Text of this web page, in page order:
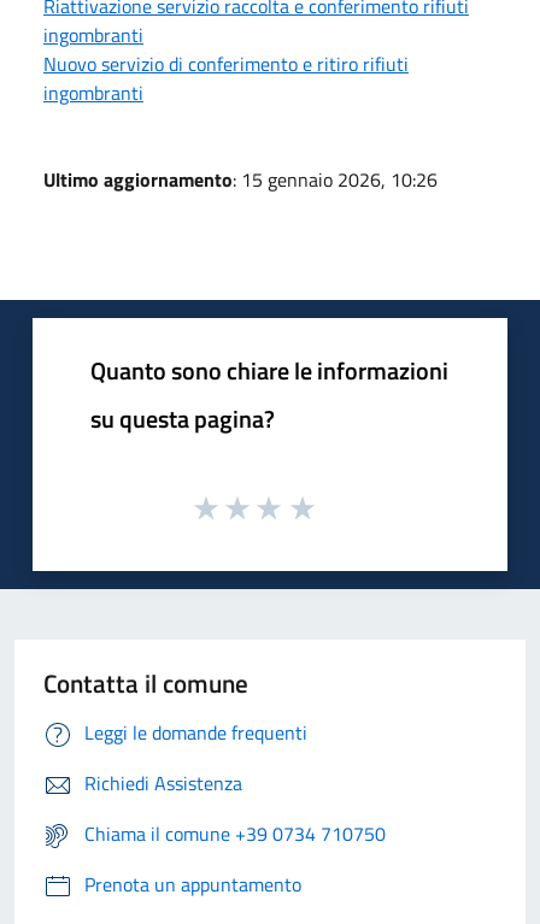
ingombranti
Nuovo servizio di conferimento e ritiro rifiuti
ingombranti
Ultimo aggiornamento: 15 gennaio 2026, 10:26
Quanto sono chiare le informazioni
su questa pagina?
Contatta il comune
Leggi le domande frequenti
Richiedi Assistenza
Chiama il comune +39 0734 710750
Prenota un appuntamento